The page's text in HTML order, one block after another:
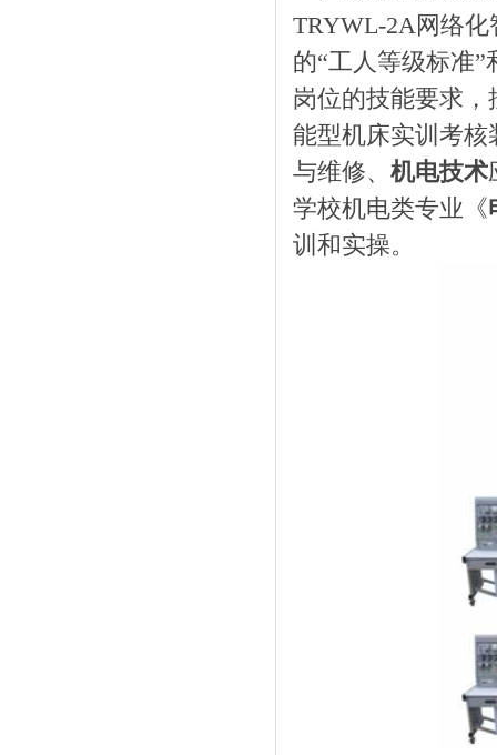
TRYWL-2A网络
的“工人等级标准
岗位的技能要求
能型机床实训考
与维修、 机电技术
学校机电类专业《
训和实操。